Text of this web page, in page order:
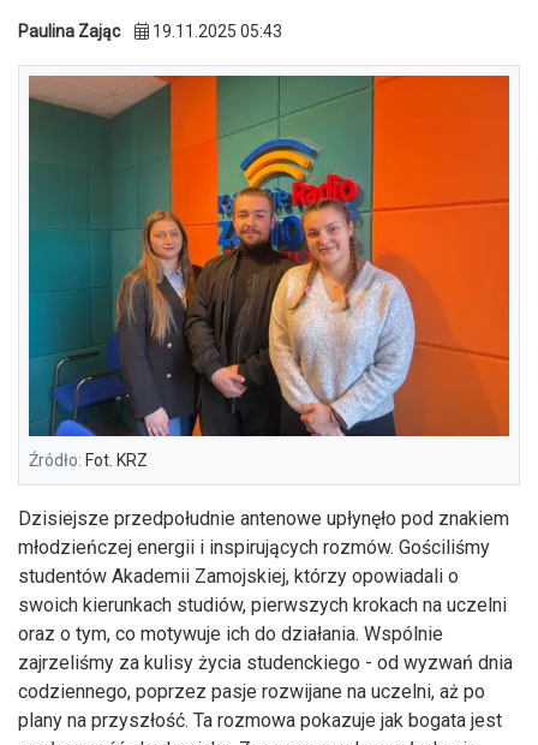
Paulina Zając 19.11.2025 05:43
Źródło: Fot. KRZ
Dzisiejsze przedpołudnie antenowe upłynęło pod znakiem
młodzieńczej energii i inspirujących rozmów. Gościliśmy
studentów Akademii Zamojskiej, którzy opowiadali o
swoich kierunkach studiów, pierwszych krokach na uczelni
oraz o tym, co motywuje ich do działania. Wspólnie
zajrzeliśmy za kulisy życia studenckiego - od wyzwań dnia
codziennego, poprzez pasje rozwijane na uczelni, aż po
plany na przyszłość. Ta rozmowa pokazuje jak bogata jest